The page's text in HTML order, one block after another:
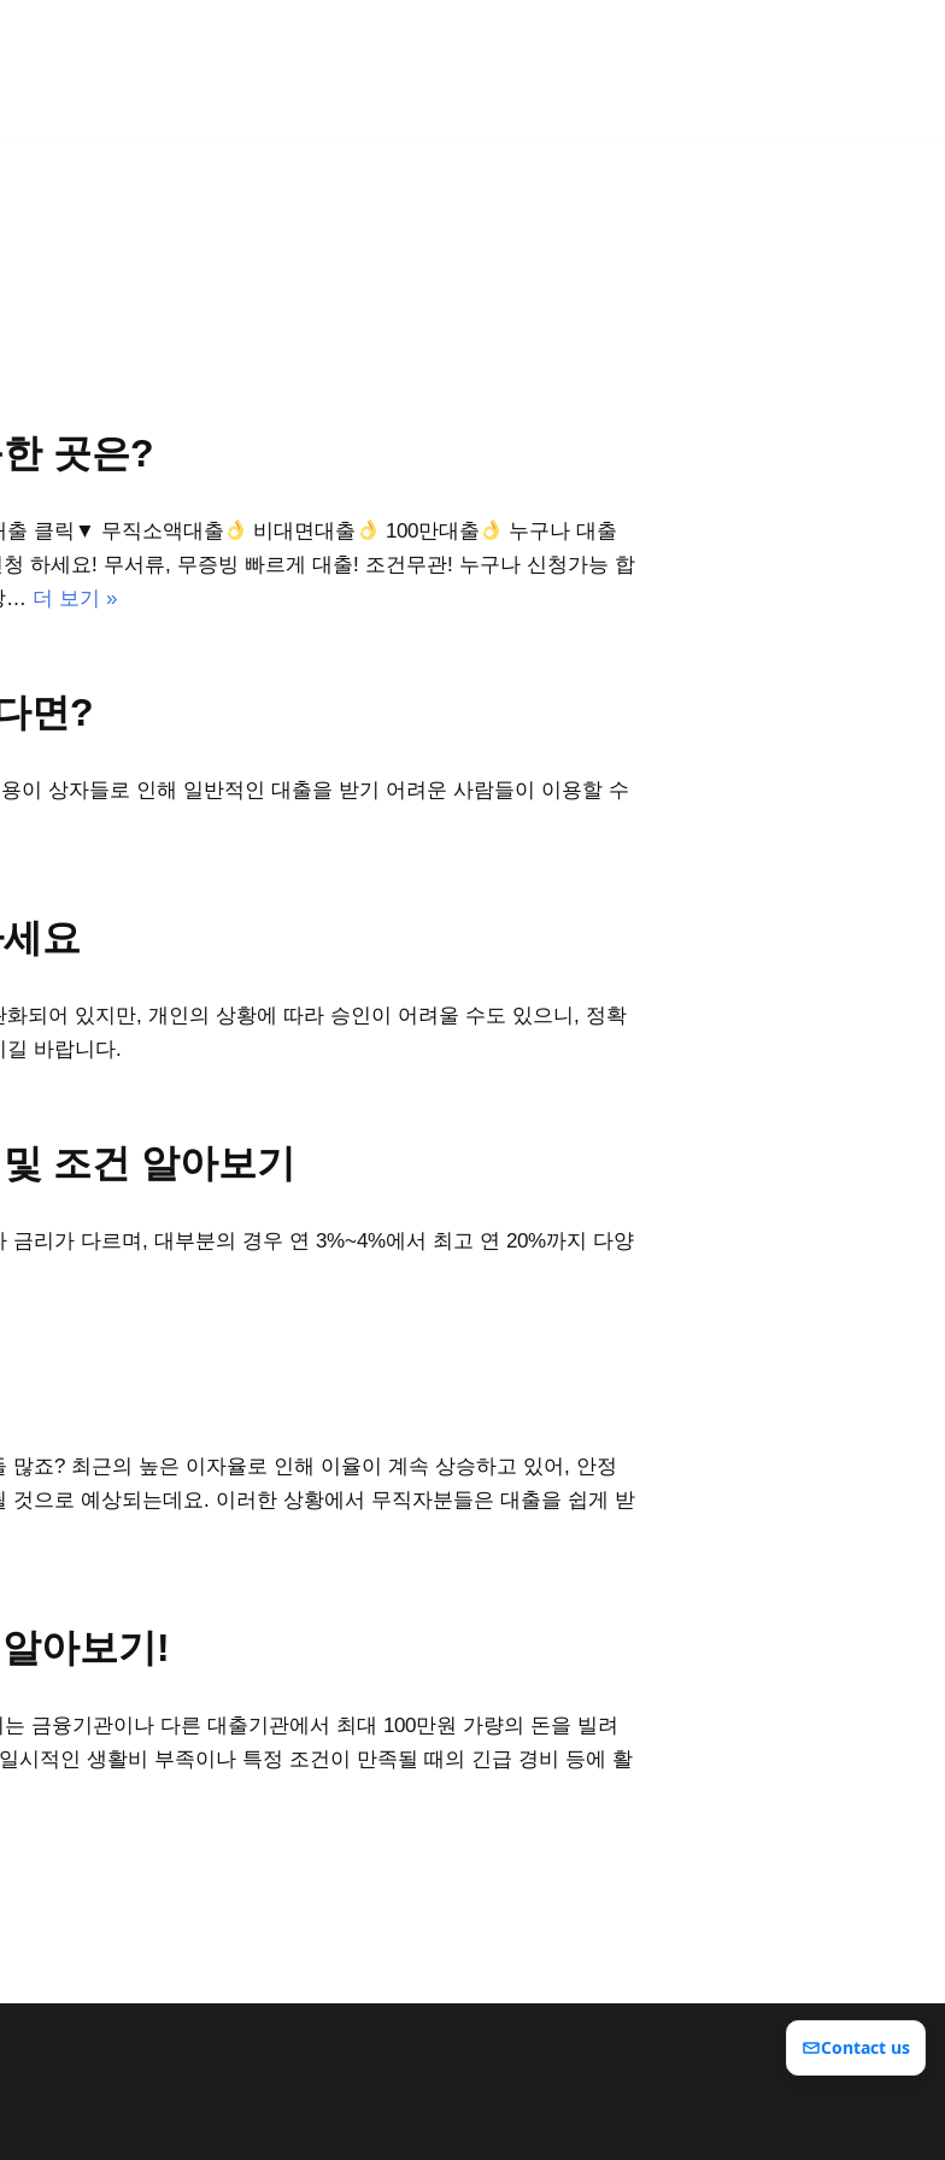
Contact us
곳은?
출 클릭▼ 무직소액대출 비대면대출 100만대출
누구나 대출
하세요! 무서류, 무증빙 빠르게 대출! 조건무관! 누구나 신청가능 합
… 더 보기 »
면?
이 상자들로 인해 일반적인 대출을 받기 어려운 사람들이 이용할 수
요
되어 있지만, 개인의 상황에 따라 승인이 어려울 수도 있으니, 정확
길 바랍니다.
조건 알아보기
금리가 다르며, 대부분의 경우 연 3%~4%에서 최고 연 20%까지 다양
많죠? 최근의 높은 이자율로 인해 이율이 계속 상승하고 있어, 안정
것으로 예상되는데요. 이러한 상황에서 무직자분들은 대출을 쉽게 받
아보기!
금융기관이나 다른 대출기관에서 최대 100만원 가량의 돈을 빌려
시적인 생활비 부족이나 특정 조건이 만족될 때의 긴급 경비 등에 활